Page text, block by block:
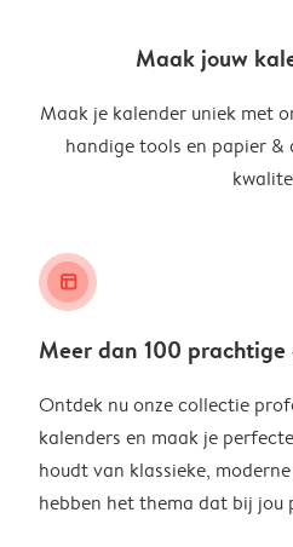
Maak jouw
Maak je kalender uniek met
handige tools en papier
layout_alt
Meer dan 100
Ontdek nu onze collectie
kalenders en maak je
houdt van klassieke,
hebben het thema dat bij jou